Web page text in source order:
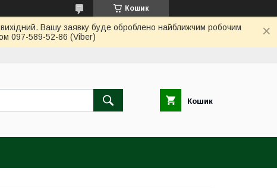
Кошик
Вашу заявку буде оброблено найближчим робочим
097-589-52-86 (Viber)
Кошик